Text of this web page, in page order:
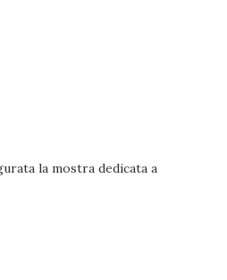
la mostra dedicata a